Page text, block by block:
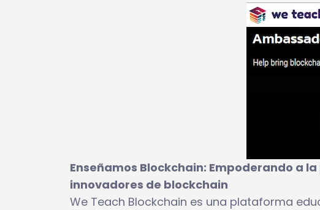
Enseñamos Blockchain: Empoderando a
innovadores de blockchain
We Teach Blockchain es una plataforma